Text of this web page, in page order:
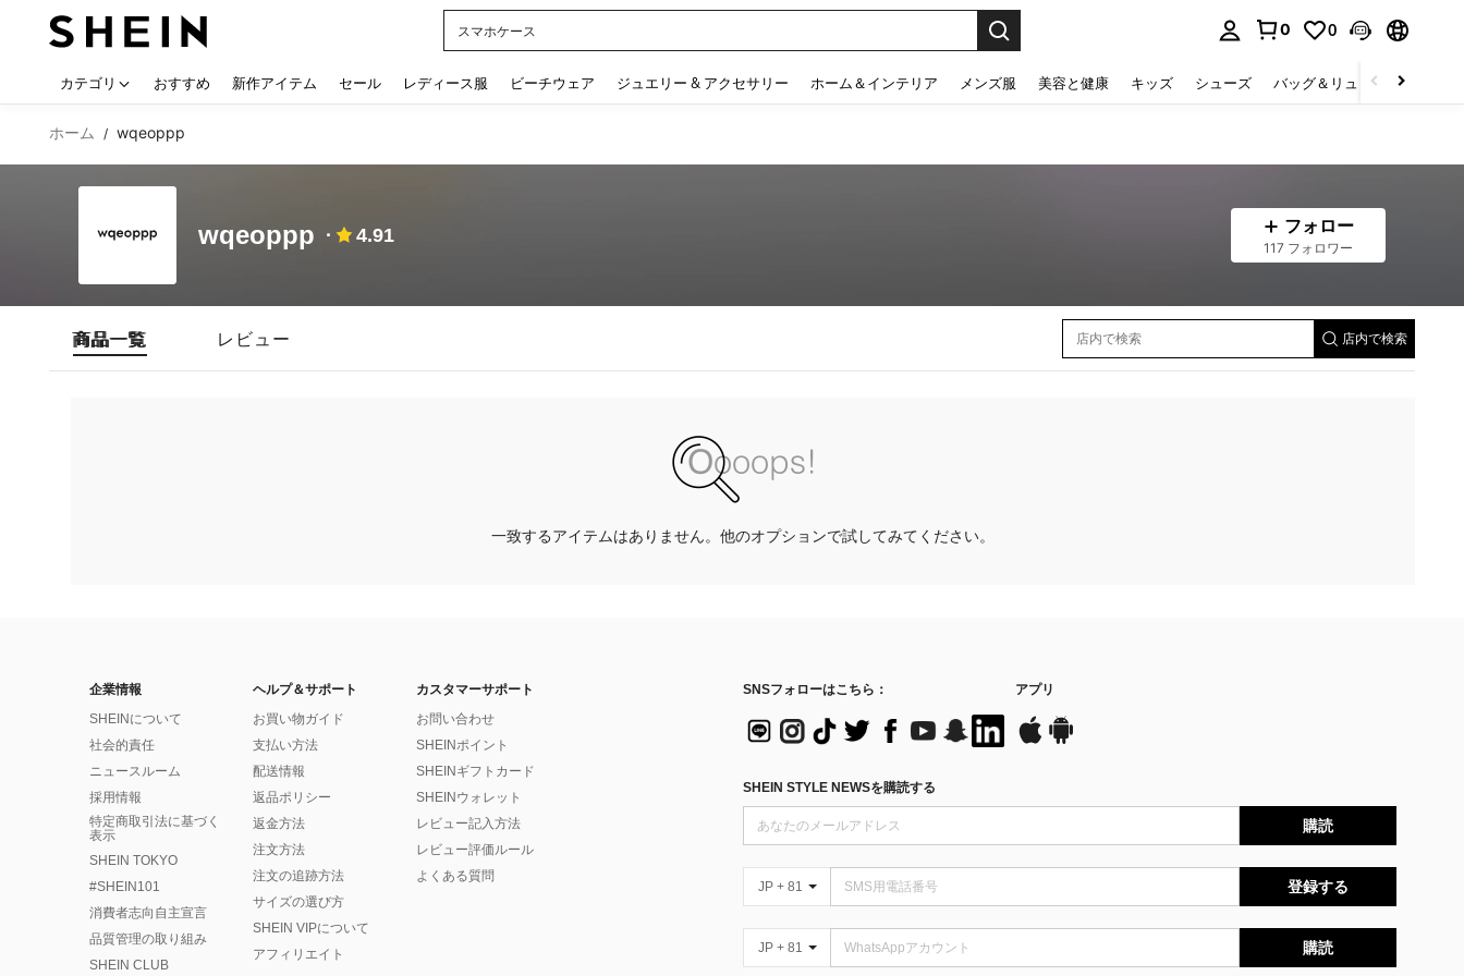
スマホケース
0 0
カテゴリ おすすめ 新作アイテム セール レディース服 ビーチウェア ジュエリー & アクセサリー ホーム＆インテリア メンズ服 美容と健康 キッズ シューズ バッグ＆リュック
ホーム / wqeoppp
wqeoppp 4.91 フォロー
117 フォロワー
商品一覧 レビュー 店内で検索
一致するアイテムはありません。他のオプションで試してみてください。
企業情報
SHEINについて
社会的責任
ニュースルーム
採用情報
特定商取引法に基づく
表示
SHEIN TOKYO
#SHEIN101
消費者志向自主宣言
品質管理の取り組み
SHEIN CLUB
ヘルプ＆サポート
お買い物ガイド
支払い方法
配送情報
返品ポリシー
返金方法
注文方法
注文の追跡方法
サイズの選び方
SHEIN VIPについて
アフィリエイト
カスタマーサポート
お問い合わせ
SHEINポイント
SHEINギフトカード
SHEINウォレット
レビュー記入方法
レビュー評価ルール
よくある質問
SNSフォローはこちら： アプリ
SHEIN STYLE NEWSを購読する
購読
JP + 81 登録する
JP + 81 購読